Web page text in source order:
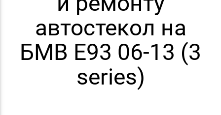
автостекол на
БМВ E93 06-13 (3
series)